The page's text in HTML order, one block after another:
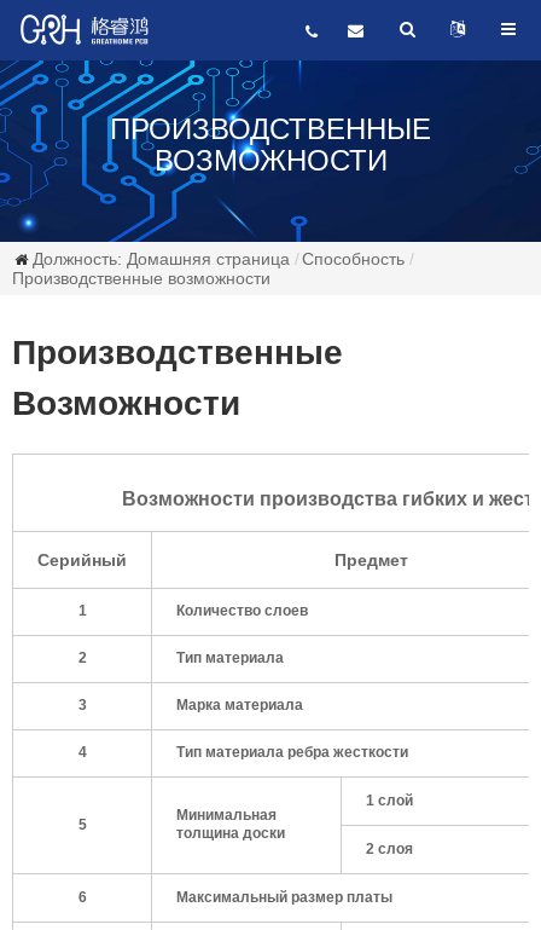
ПРОИЗВОДСТВЕННЫЕ
ВОЗМОЖНОСТИ
Должность: Домашняя страница
Способность
Производственные возможности
Производственные
Возможности
Возможности производства гибких и
Серийный Предмет
1 Количество слоев
2 Тип материала
3 Марка материала
4 Тип материала ребра жесткости
5
Минимальная
толщина доски
1 слой
2 слоя
6 Максимальный размер платы